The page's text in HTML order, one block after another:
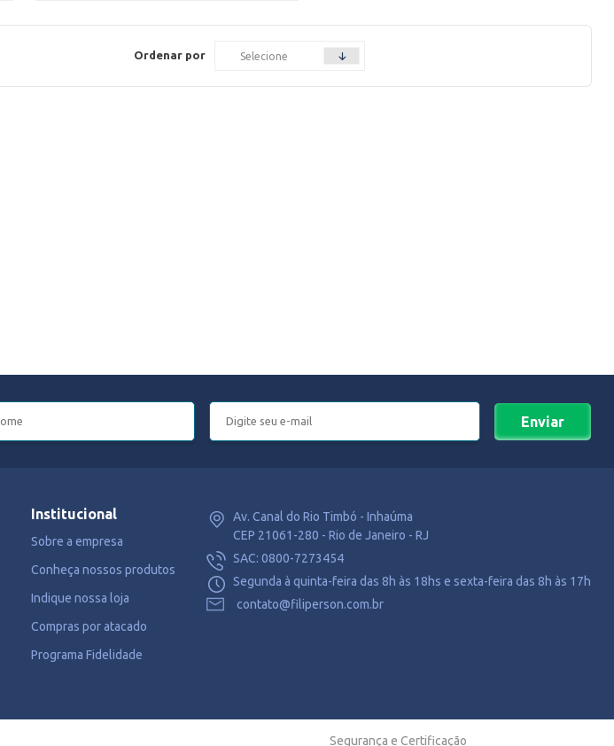
Ordenar por
Enviar
Institucional
Sobre a empresa
Conheça nossos produtos
Indique nossa loja
Compras por atacado
Programa Fidelidade
Av. Canal do Rio Timbó - Inhaúma
CEP 21061-280 - Rio de Janeiro - RJ
SAC: 0800-7273454
Segunda à quinta-feira das 8h às 18hs e sexta-feira das 8h às 17h
contato@filiperson.com.br
Segurança e Certificação